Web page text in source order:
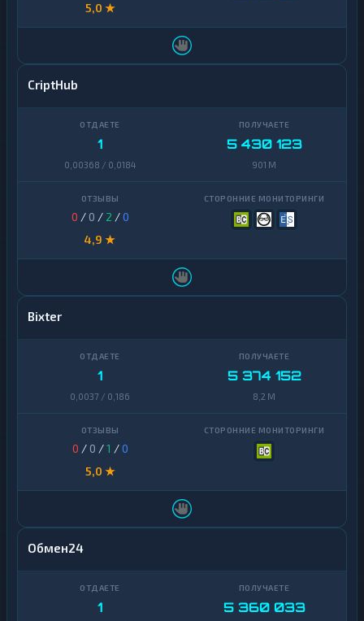
5,0 ★
CriptHub
1
0,00368 / 0,0184
5 430 123
901 M
0 / 0 / 2 /0
4,9 ★
Bixter
1
0,0037 / 0,186
5 374 152
8,2 M
0 / 0 /1 /0
5,0 ★
Обмен24
1 5 360 033